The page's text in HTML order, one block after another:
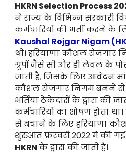
HKRN Selection Process
ने राज्य के विभिन्न सरकारी
कर्मचारियों की भर्ती करने के
Kaushal Rojgar Nigam
थी। हरियाणा कौशल रोजगार
ग्रुपों जैसे सी और डी लेवल के
जाती है, जिसके लिए आवेदन
कौशल रोजगार निगम बनने से
भर्तिया ठेकेदारों के द्वारा की
कर्मचारियों का शोषण होता
से बचाने के लिए हरियाणा
शुरुआत फ़रवरी 2022 मे की गई
HKRN के द्वारा की जाती है।